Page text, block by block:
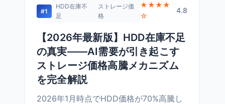
#1
HDD在庫不
足
ストレージ価
格
★★★★
☆
4.8
【2026年最新版】HDD在庫不足
の真実——AI需要が引き起こす
ストレージ価格高騰メカニズム
を完全解説
2026年1月時点でHDD価格が70%高騰し